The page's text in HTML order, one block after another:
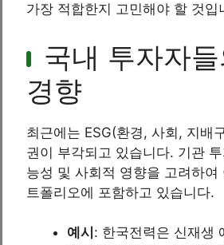
가장 적합한지 고민해야 할 것입
국내 투자자
경향
최근에는 ESG(환경, 사회, 지배
권이 부각되고 있습니다. 기관
능성 및 사회적 영향을 고려하여
트폴리오에 포함하고 있습니다.
예시 : 한국전력은 신재생